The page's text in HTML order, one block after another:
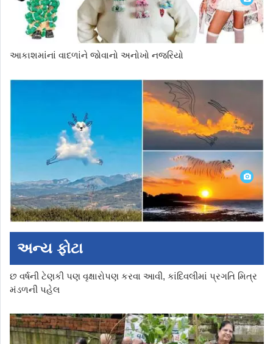
આકાશમાંનાં વાદળાંને જોવાનો અનોખો નજરિયો
અન્ય ફોટા
છ વર્ષની ટેણકી પણ વૃક્ષારોપણ કરવા આવી, કાંદિવલીમાં પ્રગતિ મિત્ર
મંડળની પહેલ